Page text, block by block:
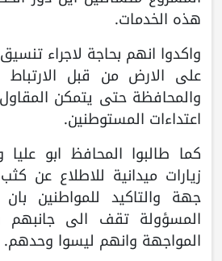
هذه الخدمات.
واكدوا انهم بحاجة لاجراء
على الارض من قبل الارتباط
والمحافظة حتى يتمكن
اعتداءات المستوطنين.
كما طالبوا المحافظ ابو عليا
زيارات ميدانية للاطلاع عن
جهة والتاكيد للمواطنين
المسؤولة تقف الى
المواجهة وانهم ليسوا وحدهم.